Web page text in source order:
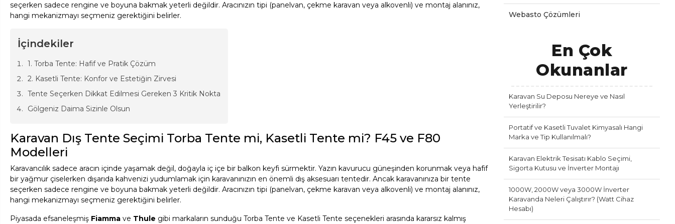
seçerken sadece rengine ve boyuna bakmak yeterli değildir. Aracınızın tipi (panelvan, çekme karavan veya alkovenli) ve montaj alanınız,
hangi mekanizmayı seçmeniz gerektiğini belirler.
İçindekiler
1. Torba Tente: Hafif ve Pratik Çözüm
2. Kasetli Tente: Konfor ve Estetiğin Zirvesi
Tente Seçerken Dikkat Edilmesi Gereken 3 Kritik Nokta
Gölgeniz Daima Sizinle Olsun
Karavan Dış Tente Seçimi Torba Tente mi, Kasetli Tente mi? F45 ve F80
Modelleri
Karavancılık sadece aracın içinde yaşamak değil, doğayla iç içe bir balkon keyfi sürmektir. Yazın kavurucu güneşinden korunmak veya hafif
bir yağmur çiselerken dışarıda kahvenizi yudumlamak için karavanınızın en önemli dış aksesuarı tentedir. Ancak karavanınıza bir tente
seçerken sadece rengine ve boyuna bakmak yeterli değildir. Aracınızın tipi (panelvan, çekme karavan veya alkovenli) ve montaj alanınız,
hangi mekanizmayı seçmeniz gerektiğini belirler.
Piyasada efsaneleşmiş Fiamma ve Thule gibi markaların sunduğu Torba Tente ve Kasetli Tente seçenekleri arasında kararsız kalmış
Webasto Çözümleri
En Çok
Okunanlar
Karavan Su Deposu Nereye ve Nasıl
Yerleştirilir?
Portatif ve Kasetli Tuvalet Kimyasalı Hangi
Marka ve Tip Kullanılmalı?
Karavan Elektrik Tesisatı Kablo Seçimi,
Sigorta Kutusu ve İnverter Montajı
1000W, 2000W veya 3000W İnverter
Karavanda Neleri Çalıştırır? (Watt Cihaz
Hesabı)